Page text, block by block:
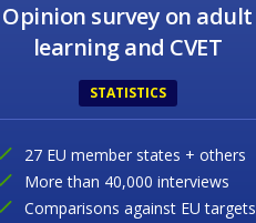
Opinion survey on adult
learning and CVET
STATISTICS
27 EU member states + others
More than 40,000 interviews
Comparisons against EU targets